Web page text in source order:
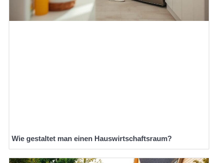
Wie gestaltet man einen Hauswirtschaftsraum?